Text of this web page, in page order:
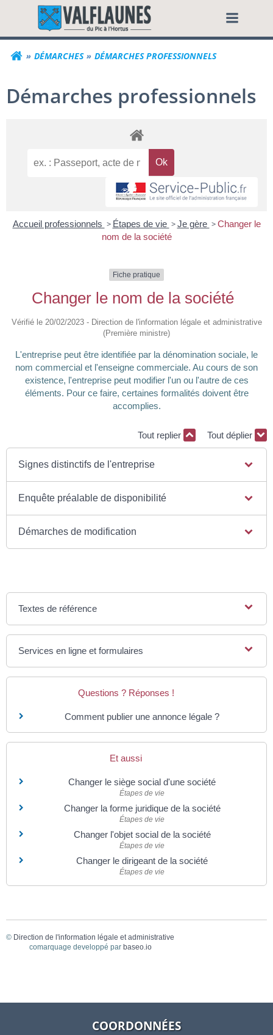
contenuCommune de
DÉMARCHES DÉMARCHES PROFESSIONNELS
Démarches professionnels
Accueil professionnels > Étapes de vie > Je gère > Changer le
nom de la société
Fiche pratique
Changer le nom de la société
Vérifié le 20/02/2023 - Direction de l'information légale et administrative
(Première ministre)
L'entreprise peut être identifiée par la dénomination sociale, le
nom commercial et l'enseigne commerciale. Au cours de son
existence, l'entreprise peut modifier l'un ou l'autre de ces
éléments. Pour ce faire, certaines formalités doivent être
accomplies.
Tout replier Tout déplier
Signes distinctifs de l'entreprise
Enquête préalable de disponibilité
Démarches de modification
Textes de référence
Services en ligne et formulaires
Questions ? Réponses !
Comment publier une annonce légale ?
Et aussi
Changer le siège social d'une société
Étapes de vie
Changer la forme juridique de la société
Étapes de vie
Changer l'objet social de la société
Étapes de vie
Changer le dirigeant de la société
Étapes de vie
© Direction de l'information légale et administrative
comarquage developpé par baseo.io
COORDONNÉES